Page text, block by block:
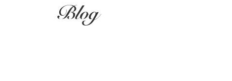
Blog